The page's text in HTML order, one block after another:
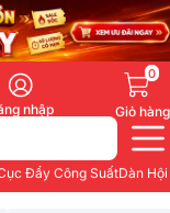
nhập
0
Giỏ hàng
Đẩy Công SuấtDàn